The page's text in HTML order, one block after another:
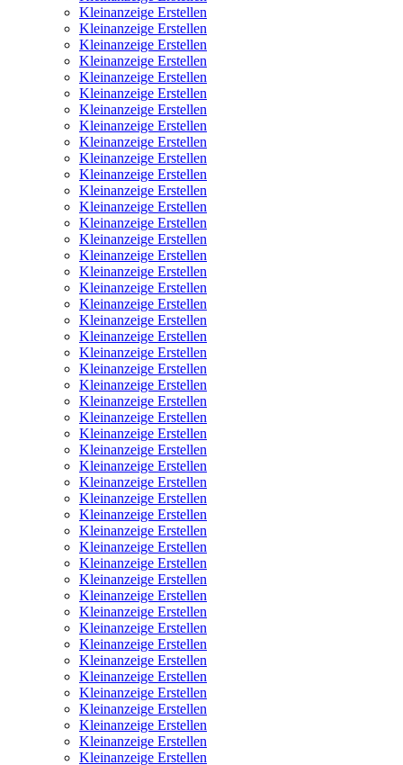
Kleinanzeige Erstellen
Kleinanzeige Erstellen
Kleinanzeige Erstellen
Kleinanzeige Erstellen
Kleinanzeige Erstellen
Kleinanzeige Erstellen
Kleinanzeige Erstellen
Kleinanzeige Erstellen
Kleinanzeige Erstellen
Kleinanzeige Erstellen
Kleinanzeige Erstellen
Kleinanzeige Erstellen
Kleinanzeige Erstellen
Kleinanzeige Erstellen
Kleinanzeige Erstellen
Kleinanzeige Erstellen
Kleinanzeige Erstellen
Kleinanzeige Erstellen
Kleinanzeige Erstellen
Kleinanzeige Erstellen
Kleinanzeige Erstellen
Kleinanzeige Erstellen
Kleinanzeige Erstellen
Kleinanzeige Erstellen
Kleinanzeige Erstellen
Kleinanzeige Erstellen
Kleinanzeige Erstellen
Kleinanzeige Erstellen
Kleinanzeige Erstellen
Kleinanzeige Erstellen
Kleinanzeige Erstellen
Kleinanzeige Erstellen
Kleinanzeige Erstellen
Kleinanzeige Erstellen
Kleinanzeige Erstellen
Kleinanzeige Erstellen
Kleinanzeige Erstellen
Kleinanzeige Erstellen
Kleinanzeige Erstellen
Kleinanzeige Erstellen
Kleinanzeige Erstellen
Kleinanzeige Erstellen
Kleinanzeige Erstellen
Kleinanzeige Erstellen
Kleinanzeige Erstellen
Kleinanzeige Erstellen
Kleinanzeige Erstellen